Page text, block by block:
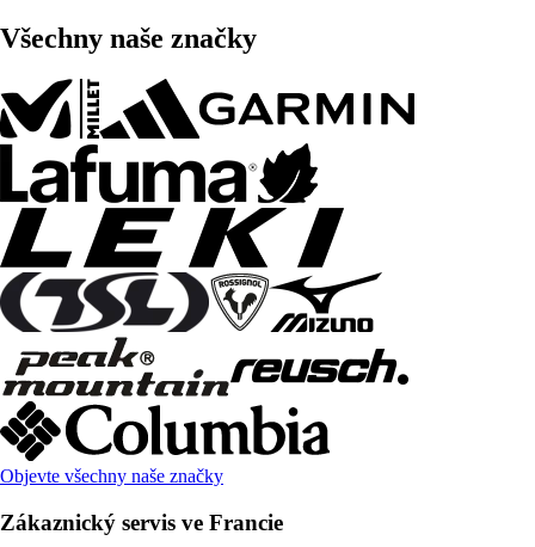
Všechny naše značky
Objevte všechny naše značky
Zákaznický servis ve Francie